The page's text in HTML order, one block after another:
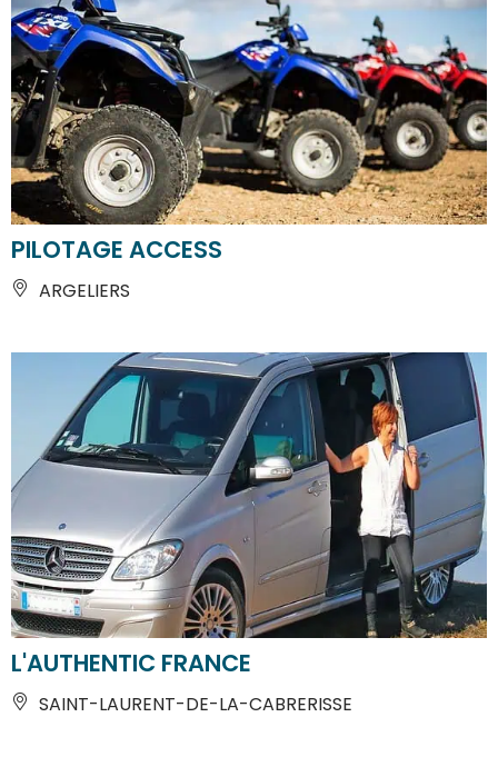
PILOTAGE ACCESS
ARGELIERS
L'AUTHENTIC FRANCE
SAINT-LAURENT-DE-LA-CABRERISSE